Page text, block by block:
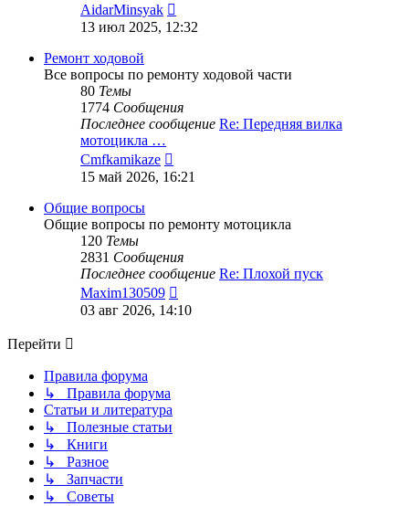
AidarMinsyak
к
13 июл 2025, 12:32
Ремонт ходовой
Все вопросы по ремонту ходовой части
80 Темы
1774 Сообщения
Последнее сообщение Re: Передняя вилка
мотоцикла …
Cmfkamikaze
к
15 май 2026, 16:21
Общие вопросы
Общие вопросы по ремонту мотоцикла
120 Темы
2831 Сообщения
Последнее сообщение Re: Плохой пуск
Maxim130509
к
03 авг 2026, 14:10
Перейти
Правила форума
↳ Правила форума
Статьи и литература
↳ Полезные статьи
↳ Книги
↳ Разное
↳ Запчасти
↳ Советы